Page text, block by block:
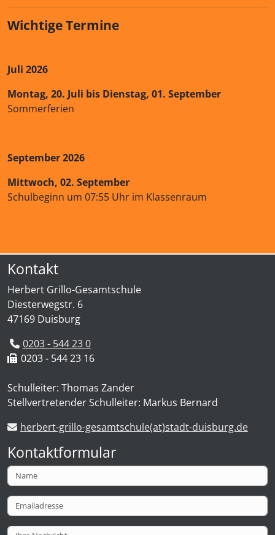
Wichtige Termine
Juli 2026
Montag, 20. Juli bis Dienstag, 01. September
Sommerferien
September 2026
Mittwoch, 02. September
Schulbeginn um 07:55 Uhr im Klassenraum
Kontakt
Herbert Grillo-Gesamtschule
Diesterwegstr. 6
47169 Duisburg
0203 - 544 23 0
0203 - 544 23 16
Schulleiter: Thomas Zander
Stellvertretender Schulleiter: Markus Bernard
herbert-grillo-gesamtschule(at)stadt-duisburg.de
Kontaktformular